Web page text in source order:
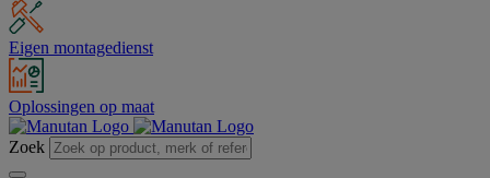
Eigen montagedienst
Oplossingen op maat
Zoek